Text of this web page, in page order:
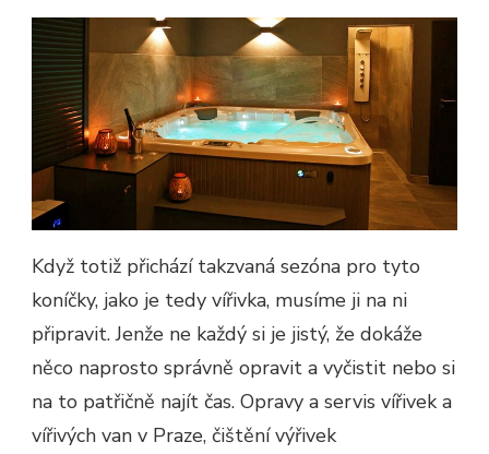
Když totiž přichází takzvaná sezóna pro tyto
koníčky, jako je tedy vířivka, musíme ji na ni
připravit. Jenže ne každý si je jistý, že dokáže
něco naprosto správně opravit a vyčistit nebo si
na to patřičně najít čas. Opravy a servis vířivek a
vířivých van v Praze, čištění výřivek